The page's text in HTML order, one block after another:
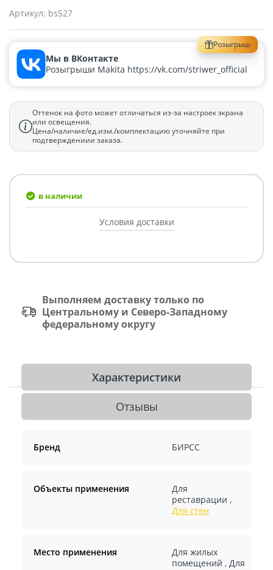
Артикул: bs527
Розыгрыш
Мы в ВКонтакте
Розыгрыши Makita https://vk.com/striwer_official
Оттенок на фото может отличаться из-за настроек экрана
или освещения.
Цена/наличие/ед.изм./комплектацию уточняйте при
подтверждениии заказа.
в наличии
Условия доставки
Выполняем доставку только по
Центральному и Северо-Западному
федеральному округу
Характеристики
Отзывы
Бренд БИРСС
Объекты применения
Для
реставрации ,
Для стен
Место применения
Для жилых
помещений , Для